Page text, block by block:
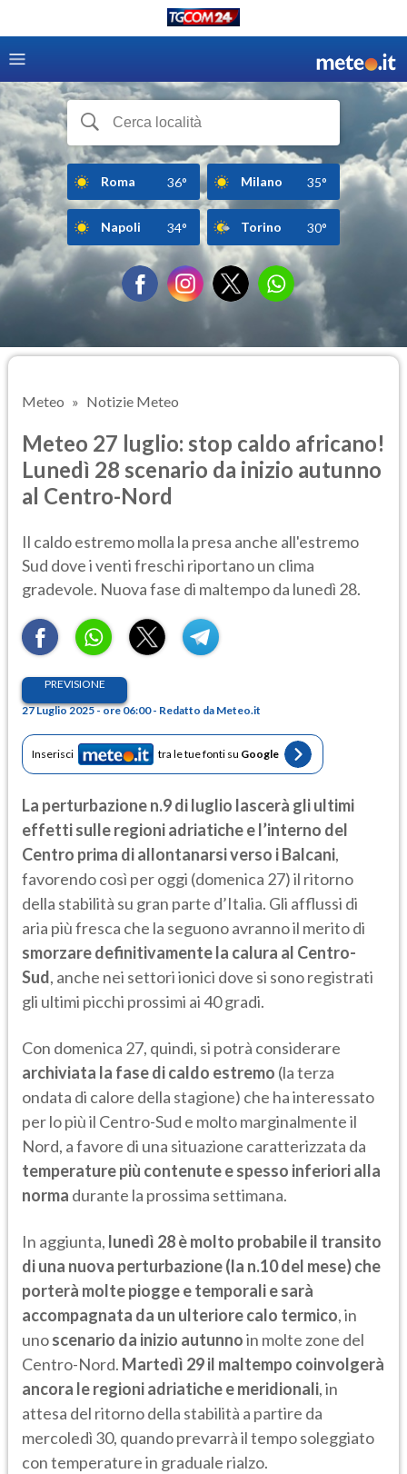
Roma 36° Milano 35°
Napoli 34° Torino 30°
Meteo Notizie Meteo
Meteo 27 luglio: stop caldo africano!
Lunedì 28 scenario da inizio autunno
al Centro-Nord
Il caldo estremo molla la presa anche all'estremo
Sud dove i venti freschi riportano un clima
gradevole. Nuova fase di maltempo da lunedì 28.
PREVISIONE
27 Luglio 2025 - ore 06:00 - Redatto da Meteo.it
Inserisci tra le tue fonti su Google
La perturbazione n.9 di luglio lascerà gli ultimi
effetti sulle regioni adriatiche e l’interno del
Centro prima di allontanarsi verso i Balcani,
favorendo così per oggi (domenica 27) il ritorno
della stabilità su gran parte d’Italia. Gli afflussi di
aria più fresca che la seguono avranno il merito di
smorzare definitivamente la calura al Centro-
Sud, anche nei settori ionici dove si sono registrati
gli ultimi picchi prossimi ai 40 gradi.
Con domenica 27, quindi, si potrà considerare
archiviata la fase di caldo estremo (la terza
ondata di calore della stagione) che ha interessato
per lo più il Centro-Sud e molto marginalmente il
Nord, a favore di una situazione caratterizzata da
temperature più contenute e spesso inferiori alla
norma durante la prossima settimana.
In aggiunta, lunedì 28 è molto probabile il transito
di una nuova perturbazione (la n.10 del mese) che
porterà molte piogge e temporali e sarà
accompagnata da un ulteriore calo termico, in
unoscenario da inizio autunnoin molte zone del
Centro-Nord. Martedì 29 il maltempo coinvolgerà
ancora le regioni adriatiche e meridionali, in
attesa del ritorno della stabilità a partire da
mercoledì 30, quando prevarrà il tempo soleggiato
con temperature in graduale rialzo.